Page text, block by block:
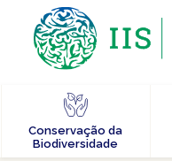
Conservação da
Biodiversidade